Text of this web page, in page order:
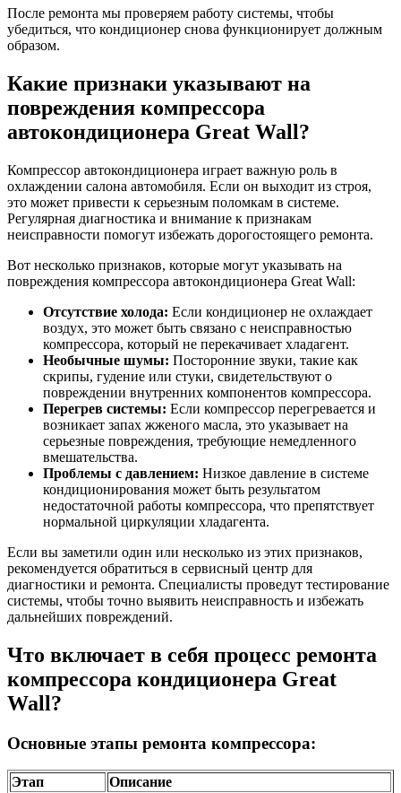
После ремонта мы проверяем работу системы, чтобы
убедиться, что кондиционер снова функционирует должным
образом.
Какие признаки указывают на
повреждения компрессора
автокондиционера Great Wall?
Компрессор автокондиционера играет важную роль в
охлаждении салона автомобиля. Если он выходит из строя,
это может привести к серьезным поломкам в системе.
Регулярная диагностика и внимание к признакам
неисправности помогут избежать дорогостоящего ремонта.
Вот несколько признаков, которые могут указывать на
повреждения компрессора автокондиционера Great Wall:
Отсутствие холода: Если кондиционер не охлаждает
воздух, это может быть связано с неисправностью
компрессора, который не перекачивает хладагент.
Необычные шумы: Посторонние звуки, такие как
скрипы, гудение или стуки, свидетельствуют о
повреждении внутренних компонентов компрессора.
Перегрев системы: Если компрессор перегревается и
возникает запах жженого масла, это указывает на
серьезные повреждения, требующие немедленного
вмешательства.
Проблемы с давлением: Низкое давление в системе
кондиционирования может быть результатом
недостаточной работы компрессора, что препятствует
нормальной циркуляции хладагента.
Если вы заметили один или несколько из этих признаков,
рекомендуется обратиться в сервисный центр для
диагностики и ремонта. Специалисты проведут тестирование
системы, чтобы точно выявить неисправность и избежать
дальнейших повреждений.
Что включает в себя процесс ремонта
компрессора кондиционера Great
Wall?
Основные этапы ремонта компрессора:
Этап Описание